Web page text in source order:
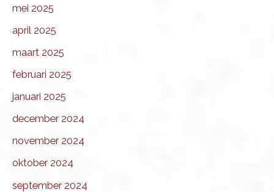
mei 2025
april 2025
maart 2025
februari 2025
januari 2025
december 2024
november 2024
oktober 2024
september 2024